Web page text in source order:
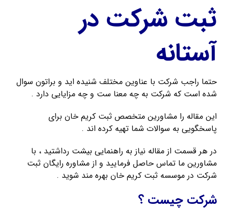
ثبت شرکت در
آستانه
حتما راجب شرکت با عناوین مختلف شنیده اید و براتون سوال
شده است که شرکت به چه معنا ست و چه مزایایی دارد .
این مقاله را مشاورین متخصص ثبت کریم خان برای
پاسخگویی به سوالات شما تهیه کرده اند .
در هر قسمت از مقاله نیاز به راهنمایی بیشت رداشتید ، با
مشاورین ما تماس حاصل فرمایید و از مشاوره رایگان ثبت
شرکت در موسسه ثبت کریم خان بهره مند شوید .
شرکت چیست ؟